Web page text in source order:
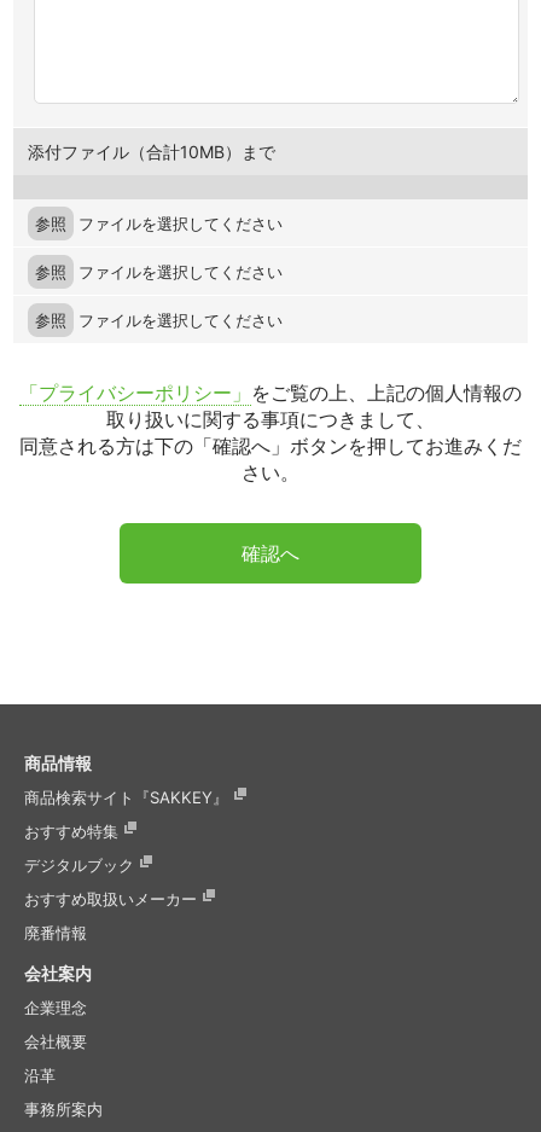
添付ファイル（合計10MB）まで
参照 ファイルを選択してください
参照 ファイルを選択してください
参照 ファイルを選択してください
「プライバシーポリシー」 をご覧の上、上記の個人情報の
取り扱いに関する事項につきまして、
同意される方は下の「確認へ」ボタンを押してお進みくだ
さい。
確認へ
商品情報
商品検索サイト『SAKKEY』
おすすめ特集
デジタルブック
おすすめ取扱いメーカー
廃番情報
会社案内
企業理念
会社概要
沿革
事務所案内